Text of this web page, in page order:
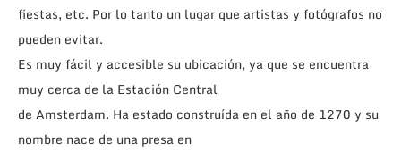
fiestas, etc. Por lo tanto un lugar que artistas y fotógrafos no
pueden evitar.
Es muy fácil y accesible su ubicación, ya que se encuentra
muy cerca de la Estación Central
de Amsterdam. Ha estado construída en el año de 1270 y su
nombre nace de una presa en